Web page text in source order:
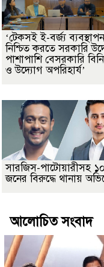
‘টেকসই ই-বর্জ্য
নিশ্চিত করতে সরকারি
পাশাপাশি বেসরকারি
ও উদ্যোগ অপরিহার্য’
সারজিস-পাটোয়ারীসহ ১০
জনের বিরুদ্ধে থানায়
আলোচিত সংবাদ